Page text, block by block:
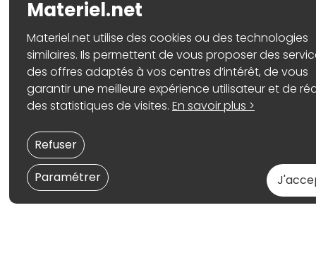
Materiel.net
Materiel.net utilise des cookies ou des technologies
similaires. Ils permettent de vous proposer des
des offres adaptés à vos centres d’intérêt, de vous
garantir une meilleure expérience utilisateur et de
des statistiques de visites.En savoir plus >
Paramétrer
Refuser